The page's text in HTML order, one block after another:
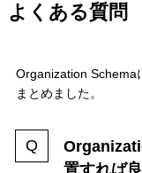
よくある質問
Organization Schema
まとめました。
置すれば